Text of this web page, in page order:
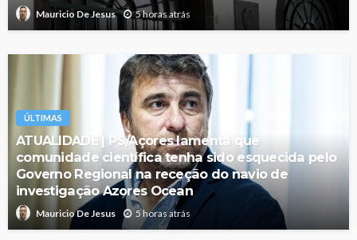
Mauricio De Jesus 5 horas atrás
ÚLTIMAS
ATUALIDADE | PS/Açores lamenta que
comunidade científica tenha sido esquecida pelo
Governo Regional na receção do navio de
investigação Azores Ocean
Mauricio De Jesus 5 horas atrás